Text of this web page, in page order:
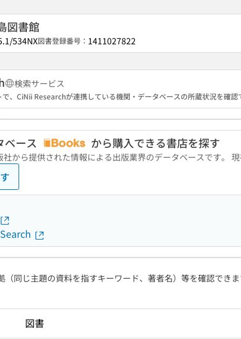
図書館
534NX図書登録番号： 1411027822
検索サービス
、CiNii Researchが連携している機関・データベースの所蔵状況を確認
ベース から購入できる書店を探す
社から提供された情報による出版業界のデータベースです。
（同じ主題の資料を指すキーワード、著者名）等を確認できま
図書